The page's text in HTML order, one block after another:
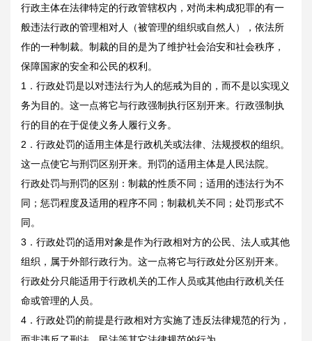
行政主体在法律特定的行政管辖权内，对尚未构成犯罪的有一
般违法行政的管理相对人（被管理的组织或自然人），依法所
作的一种制裁。制裁的目的是为了维护社会治安和社会秩序，
保障国家的安全和公民的权利。
1．行政处罚是以对违法行为人的惩戒为目的，而不是以实现义
务为目的。这一点将它与行政强制执行区别开来。行政强制执
行的目的在于促使义务人履行义务。
2．行政处罚的适用主体是行政机关或法律、法规授权的组织。
这一点使它与刑罚区别开来。刑罚的适用主体是人民法院。
行政处罚与刑罚的区别：制裁的性质不同；适用的违法行为不
同；惩罚程度及适用的程序不同；制裁机关不同；处罚形式不
同。
3．行政处罚的适用对象是作为行政相对方的公民、法人或其他
组织，属于外部行政行为。这一点将它与行政处分区别开来。
行政处分只能适用于行政机关的工作人员或其他由行政机关任
命或管理的人员。
4．行政处罚的前提是行政相对方实施了违反法律规范的行为，